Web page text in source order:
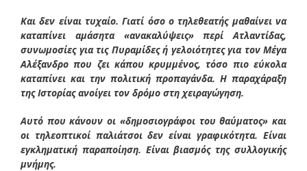
Και δεν είναι τυχαίο. Γιατί όσο ο τηλεθεατής μαθαίνει να
καταπίνει αμάσητα «ανακαλύψεις» περί Ατλαντίδας,
συνωμοσίες για τις Πυραμίδες ή γελοιότητες για τον Μέγα
Αλέξανδρο που ζει κάπου κρυμμένος, τόσο πιο εύκολα
καταπίνει και την πολιτική προπαγάνδα. Η παραχάραξη
της Ιστορίας ανοίγει τον δρόμο στη χειραγώγηση.
Αυτό που κάνουν οι «δημοσιογράφοι του θαύματος» και
οι τηλεοπτικοί παλιάτσοι δεν είναι γραφικότητα. Είναι
εγκληματική παραποίηση. Είναι βιασμός της συλλογικής
μνήμης.